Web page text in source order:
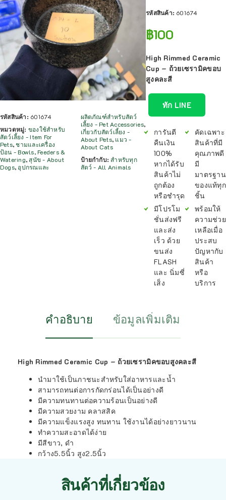
รหัสสินค้า: 601674
หมวดหมู่: ของใช้สำหรับ
สัตว์เลี้ยง - Item For
Pets,ชามและเครื่อง
ป้อน - Bowls, Feeders &
Watering,สุนัข - About
Dogs, อุปกรณและ
ผลิตภัณฑ์สำหรับสัตว์
เลี้ยง - Pet Accessories,
เกี่ยวกับสัตว์เลี้ยง -
About Pets, แมว -
About Cats
ป้ายกำกับ:สำหรับทุก
สัตว์ - All Animals
รหัสสินค้า: 601674
฿100
High Rimmed Ceramic
Cup – ถ้วยเซรามิคขอบ
สูงคละสี
ทัก LINE
การันตี
คืนเงิน
100%
หากได้รับ
สินค้าไม่
ถูกต้อง
หรือชำรุด
มีโปรโม
ชั่นส่งฟรี
และส่ง
เร็ว ด้วย
ขนส่ง
FLASH
และ นิ่มซี่
เส็ง
คัดเฉพาะ
สินค้าที่มี
คุณภาพดี
มี
มาตรฐาน
ของแท้ทุก
ชิ้น
พร้อมให้
ความช่วย
เหลือเมื่อ
ประสบ
ปัญหากับ
สินค้า
หรือ
บริการ
คำอธิบาย ข้อมูลเพิ่มเติม
High Rimmed Ceramic Cup – ถ้วยเซรามิคขอบสูงคละสี
นำมาใช้เป็นภาชนะสำหรับใส่อาหารและน้ำ
สามารถทนต่อการกัดกร่อนได้เป็นอย่างดี
มีความทนทานต่อความร้อนเป็นอย่างดี
มีความสวยงาม คลาสสิค
มีความแข็งแรงสูง ทนทาน ใช้งานได้อย่างยาวนาน
ทำความสะอาดได้ง่าย
มีสีขาว, ดำ
กว้าง5.5นิ้ว สูง2.5นิ้ว
สินค้าที่เกี่ยวข้อง